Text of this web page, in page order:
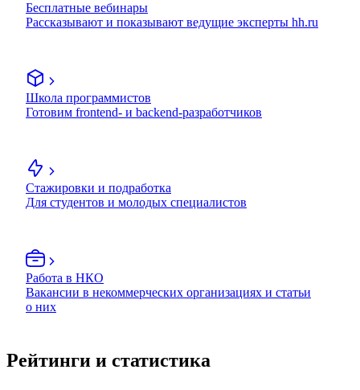
Бесплатные вебинары
Рассказывают и показывают ведущие эксперты hh.ru
Школа программистов
Готовим frontend- и backend-разработчиков
Стажировки и подработка
Для студентов и молодых специалистов
Работа в НКО
Вакансии в некоммерческих организациях и статьи
о них
Рейтинги и статистика